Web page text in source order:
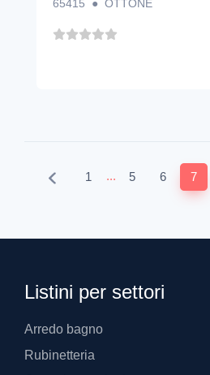
65415 ● OTTONE
1 ... 5 6 7
Listini per settori
Arredo bagno
Rubinetteria